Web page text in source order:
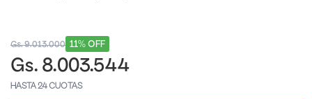
11% OFF
Gs. 9.013.000
Gs. 8.003.544
HASTA 24 CUOTAS